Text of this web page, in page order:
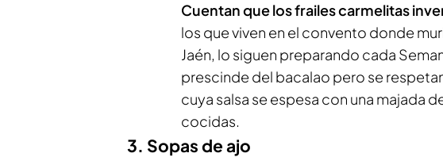
Cuentan que los frailes carmelitas
los que viven en el convento donde
Jaén, lo siguen preparando cada
prescinde del bacalao pero se
cuya salsa se espesa con una majada
cocidas.
3. Sopas de ajo